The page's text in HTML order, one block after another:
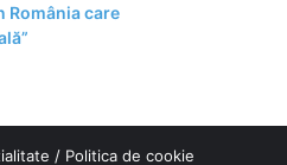
România care
/ Politica de cookie